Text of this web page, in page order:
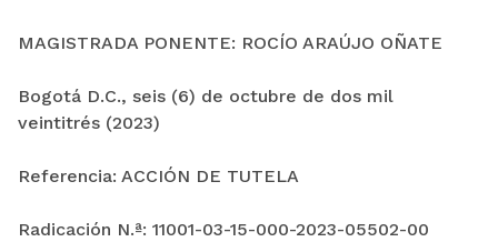
MAGISTRADA PONENTE: ROCÍO ARAÚJO OÑATE
Bogotá D.C., seis (6) de octubre de dos mil
veintitrés (2023)
Referencia: ACCIÓN DE TUTELA
Radicación N.ª: 11001-03-15-000-2023-05502-00